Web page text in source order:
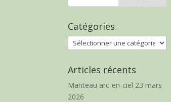
Catégories
Catégories
Articles récents
Manteau arc-en-ciel 23 mars
2026